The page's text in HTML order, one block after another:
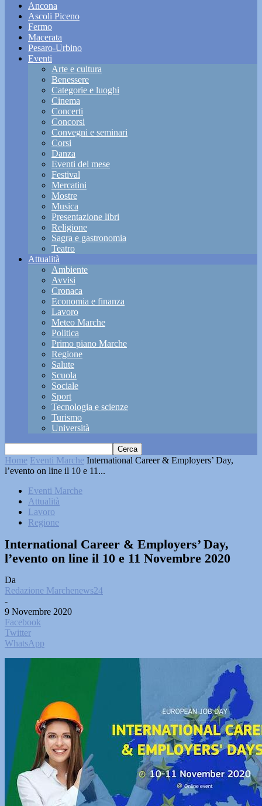
Ancona
Ascoli Piceno
Fermo
Macerata
Pesaro-Urbino
Eventi
Arte e cultura
Benessere
Categorie e luoghi
Cinema
Concerti
Concorsi
Convegni e seminari
Corsi
Danza
Eventi del mese
Festival
Mercatini
Mostre
Musica
Presentazione libri
Religione
Sagra e gastronomia
Teatro
Attualità
Ambiente
Avvisi
Cronaca
Economia e finanza
Lavoro
Meteo Marche
Politica
Primo piano Marche
Regione
Salute
Scuola
Sociale
Sport
Tecnologia e scienze
Turismo
Università
Home Eventi Marche International Career & Employers’ Day,
l’evento on line il 10 e 11...
Eventi Marche
Attualità
Lavoro
Regione
International Career & Employers’ Day,
l’evento on line il 10 e 11 Novembre 2020
Da
Redazione Marchenews24
-
9 Novembre 2020
Facebook
Twitter
WhatsApp